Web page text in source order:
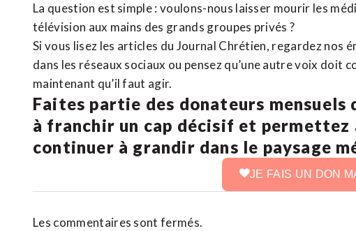
La question est simple : voulons-nous laisser mourir les
télévision aux mains des grands groupes privés ?
Si vous lisez les articles du Journal Chrétien, regardez nos
dans les réseaux sociaux ou pensez qu’une autre voix doit
maintenant qu’il faut agir.
Faites partie des donateurs mensuels
à franchir un cap décisif et permettez
continuer à grandir dans le paysage
JE FAIS UN DON
Les commentaires sont fermés.